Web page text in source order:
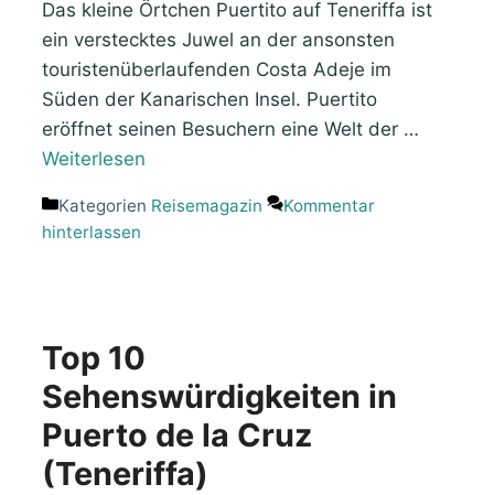
Das kleine Örtchen Puertito auf Teneriffa ist
ein verstecktes Juwel an der ansonsten
touristenüberlaufenden Costa Adeje im
Süden der Kanarischen Insel. Puertito
eröffnet seinen Besuchern eine Welt der …
Weiterlesen
Kategorien Reisemagazin
Kommentar
hinterlassen
Top 10
Sehenswürdigkeiten in
Puerto de la Cruz
(Teneriffa)